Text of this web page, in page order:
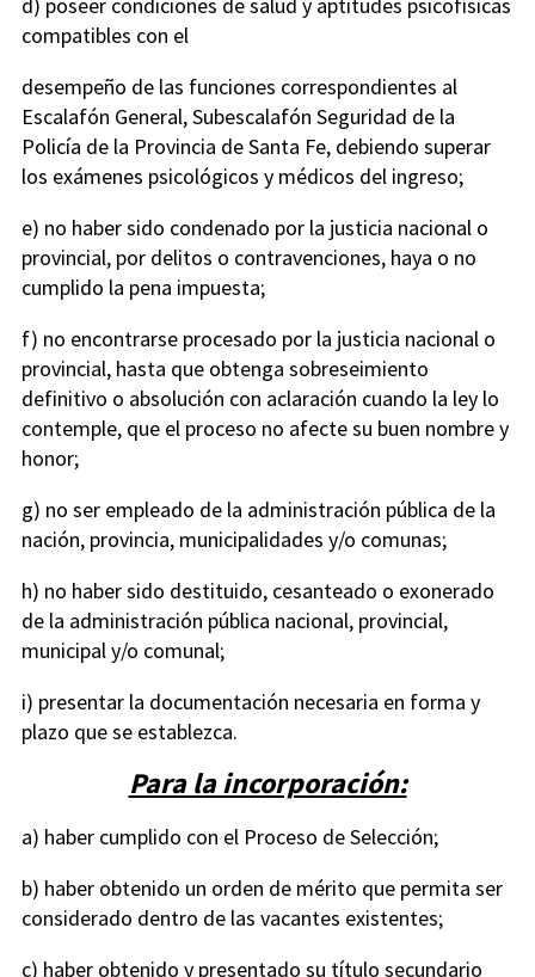
compatibles con el
desempeño de las funciones correspondientes al
Escalafón General, Subescalafón Seguridad de la
Policía de la Provincia de Santa Fe, debiendo superar
los exámenes psicológicos y médicos del ingreso;
e) no haber sido condenado por la justicia nacional o
provincial, por delitos o contravenciones, haya o no
cumplido la pena impuesta;
f) no encontrarse procesado por la justicia nacional o
provincial, hasta que obtenga sobreseimiento
definitivo o absolución con aclaración cuando la ley lo
contemple, que el proceso no afecte su buen nombre y
honor;
g) no ser empleado de la administración pública de la
nación, provincia, municipalidades y/o comunas;
h) no haber sido destituido, cesanteado o exonerado
de la administración pública nacional, provincial,
municipal y/o comunal;
i) presentar la documentación necesaria en forma y
plazo que se establezca.
Para la incorporación:
a) haber cumplido con el Proceso de Selección;
b) haber obtenido un orden de mérito que permita ser
considerado dentro de las vacantes existentes;
c) haber obtenido y presentado su título secundario